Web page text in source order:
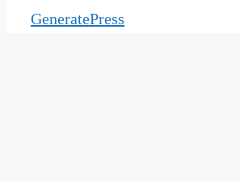
GeneratePress